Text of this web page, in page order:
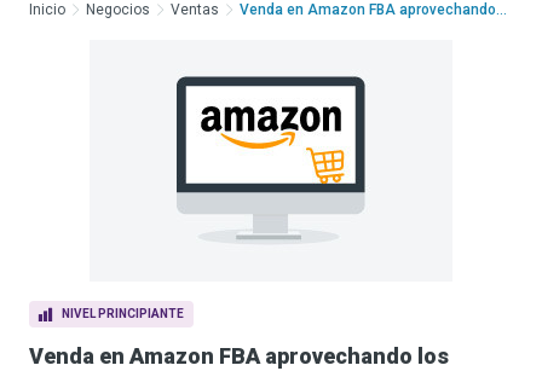
NIVEL PRINCIPIANTE
Venda en Amazon FBA aprovechando los
Inicio Negocios Ventas Venda en Amazon FBA aprovechando los listados p...